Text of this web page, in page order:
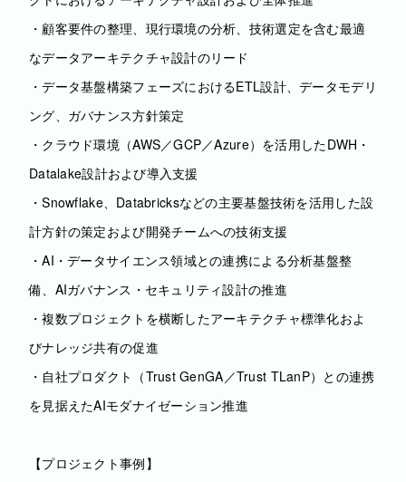
・顧客要件の整理、現行環境の分析、技術選定を含む最適
なデータアーキテクチャ設計のリード
・データ基盤構築フェーズにおけるETL設計、データモデリ
ング、ガバナンス方針策定
・クラウド環境（AWS／GCP／Azure）を活用したDWH・
Datalake設計および導入支援
・Snowflake、Databricksなどの主要基盤技術を活用した設
計方針の策定および開発チームへの技術支援
・AI・データサイエンス領域との連携による分析基盤整
備、AIガバナンス・セキュリティ設計の推進
・複数プロジェクトを横断したアーキテクチャ標準化およ
びナレッジ共有の促進
・自社プロダクト（Trust GenGA／Trust TLanP）との連携
を見据えたAIモダナイゼーション推進
【プロジェクト事例】